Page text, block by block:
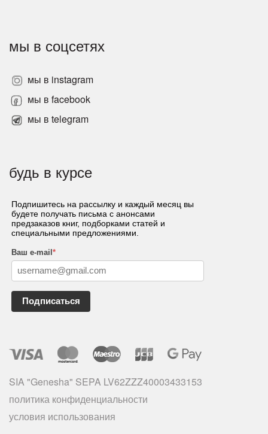
мы в соцсетях
мы в instagram
мы в facebook
мы в telegram
будь в курсе
Подпишитесь на рассылку и каждый месяц вы
будете получать письма с анонсами
предзаказов книг, подборками статей и
специальными предложениями.
Ваш e-mail *
Подписаться
SIA "Genesha" SEPA LV62ZZZ40003433153
политика конфиденциальности
условия использования